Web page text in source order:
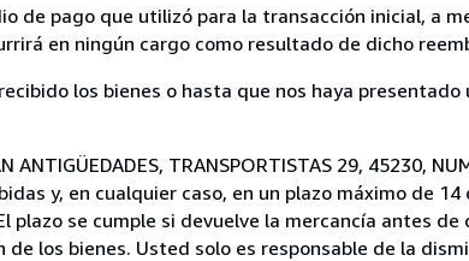
de pago que utilizó para la transacción inicial, a
en ningún cargo como resultado de dicho
los bienes o hasta que nos haya presentado
TRANSPORTISTAS 29, 45230,
y, en cualquier caso, en un plazo máximo de
se cumple si devuelve la mercancía antes de
los bienes. Usted solo es responsable de la